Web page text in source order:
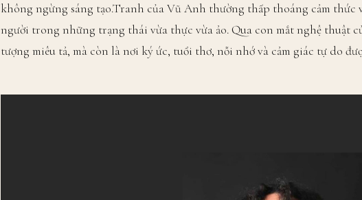
không ngừng sáng tạo.Tranh của Vũ Anh thường thấp thoáng cảm
người trong những trạng thái vừa thực vừa ảo. Qua con mắt nghệ thuật
tượng miêu tả, mà còn là nơi ký ức, tuổi thơ, nỗi nhớ và cảm giác tự do